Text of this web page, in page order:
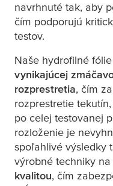
navrhnuté tak, aby
čím podporujú
testov.
Naše hydrofilné
vynikajúcej
rozprestretia, čím
rozprestretie
po celej testovanej
rozloženie je
spoľahlivé výsledky
výrobné techniky
kvalitou, čím